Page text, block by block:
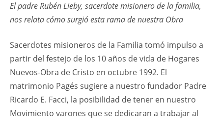
El padre Rubén Lieby, sacerdote misionero de la familia,
nos relata cómo surgió esta rama de nuestra Obra
Sacerdotes misioneros de la Familia tomó impulso a
partir del festejo de los 10 años de vida de Hogares
Nuevos-Obra de Cristo en octubre 1992. El
matrimonio Pagés sugiere a nuestro fundador Padre
Ricardo E. Facci, la posibilidad de tener en nuestro
Movimiento varones que se dedicaran a trabajar al